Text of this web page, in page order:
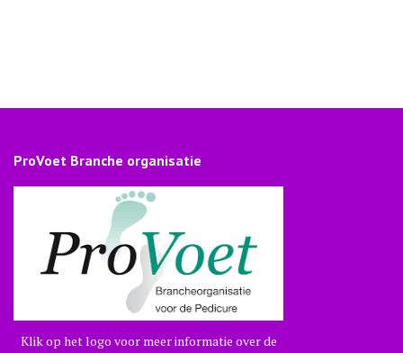
ProVoet Branche organisatie
Klik op het logo voor meer informatie over de